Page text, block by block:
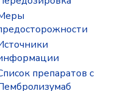
препаратов с